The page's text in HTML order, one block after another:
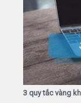
3 quy tắc vàng